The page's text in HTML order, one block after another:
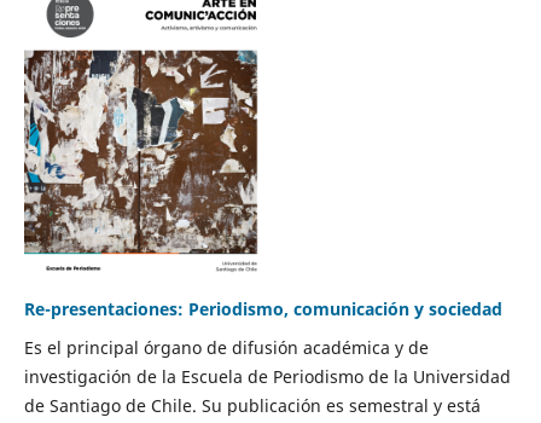
Re-presentaciones: Periodismo, comunicación y sociedad
Es el principal órgano de difusión académica y de
investigación de la Escuela de Periodismo de la Universidad
de Santiago de Chile. Su publicación es semestral y está